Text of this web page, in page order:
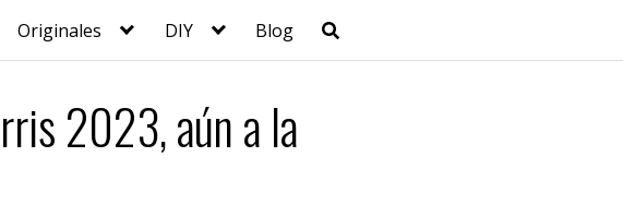
Originales DIY Blog
2023, aún a la